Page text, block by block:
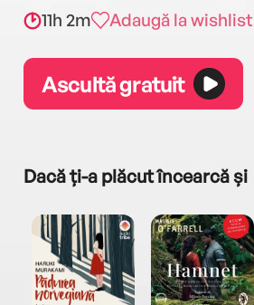
11h 2m Adaugă la wishlist
Ascultă gratuit
Dacă ți-a plăcut încearcă și